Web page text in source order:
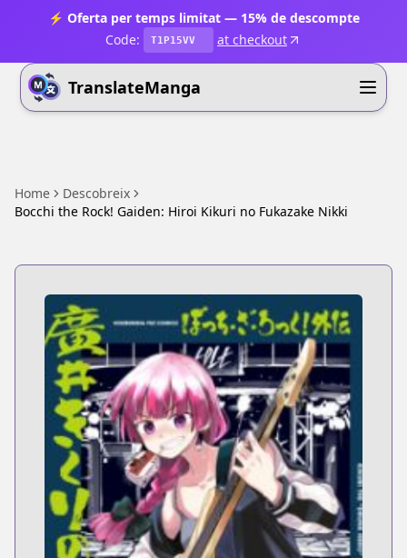
⚡ Oferta per temps limitat — 15% de descompte
Code:
T1P15VV at checkout
TranslateManga
Home
Descobreix
Bocchi the Rock! Gaiden: Hiroi Kikuri no Fukazake Nikki